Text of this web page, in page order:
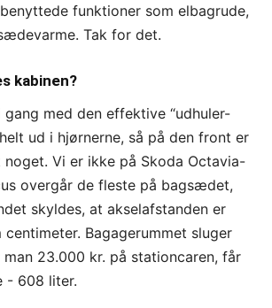
funktioner som elbagrude,
Tak for det.
kabinen?
med den effektive “udhuler-
ud i hjørnerne, så på den front er
Vi er ikke på Skoda Octavia-
overgår de fleste på bagsædet,
skyldes, at akselafstanden er
Bagagerummet sluger
23.000 kr. på stationcaren, får
- 608 liter.